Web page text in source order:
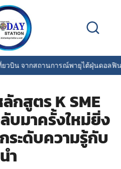
จากสถานการณ์พายุไต้ฝุ่นดอลฟิน|
กสูตร K SME
บมาครั้งใหม่ยิ่ง
ระดับความรู้กับ
ำ